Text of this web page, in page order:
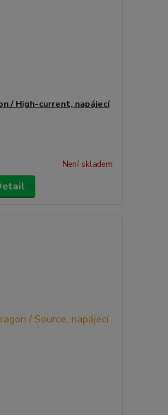
/ High-current, napájecí
Není skladem